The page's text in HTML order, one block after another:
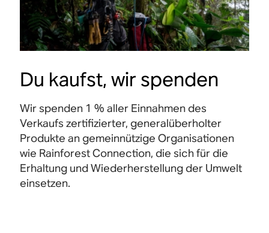
Du kaufst, wir spenden
Wir spenden 1 % aller Einnahmen des
Verkaufs zertifizierter, generalüberholter
Produkte an gemeinnützige Organisationen
wie Rainforest Connection, die sich für die
Erhaltung und Wiederherstellung der Umwelt
einsetzen.